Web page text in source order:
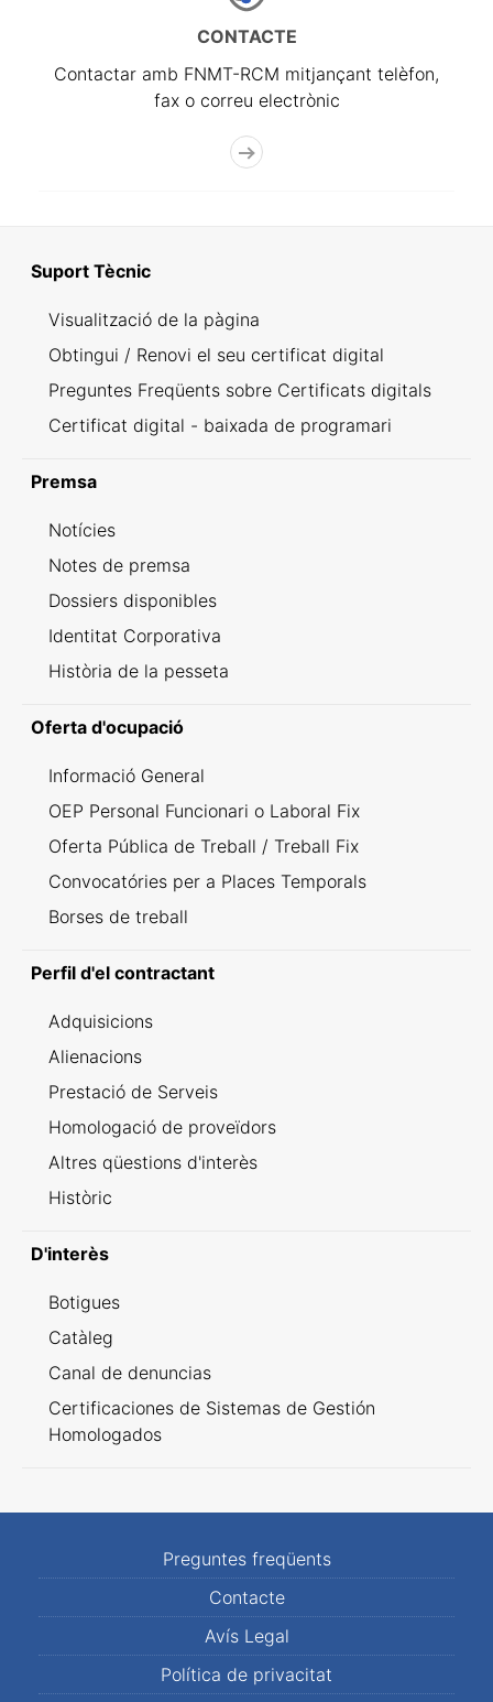
CONTACTE
Contactar amb FNMT-RCM mitjançant telèfon,
fax o correu electrònic
Suport Tècnic
Visualització de la pàgina
Obtingui / Renovi el seu certificat digital
Preguntes Freqüents sobre Certificats digitals
Certificat digital - baixada de programari
Premsa
Notícies
Notes de premsa
Dossiers disponibles
Identitat Corporativa
Història de la pesseta
Oferta d'ocupació
Informació General
OEP Personal Funcionari o Laboral Fix
Oferta Pública de Treball / Treball Fix
Convocatóries per a Places Temporals
Borses de treball
Perfil d'el contractant
Adquisicions
Alienacions
Prestació de Serveis
Homologació de proveïdors
Altres qüestions d'interès
Històric
D'interès
Botigues
Catàleg
Canal de denuncias
Certificaciones de Sistemas de Gestión
Homologados
Preguntes freqüents
Contacte
Avís Legal
Política de privacitat